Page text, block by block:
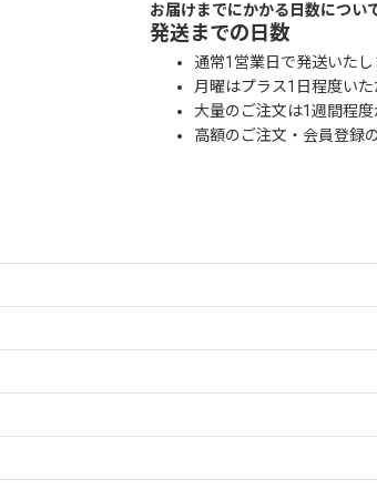
お届けまでにかかる日数につい
発送までの日数
通常1営業日で発送いたし
月曜はプラス1日程度いた
大量のご注文は1週間程度
高額のご注文・会員登録